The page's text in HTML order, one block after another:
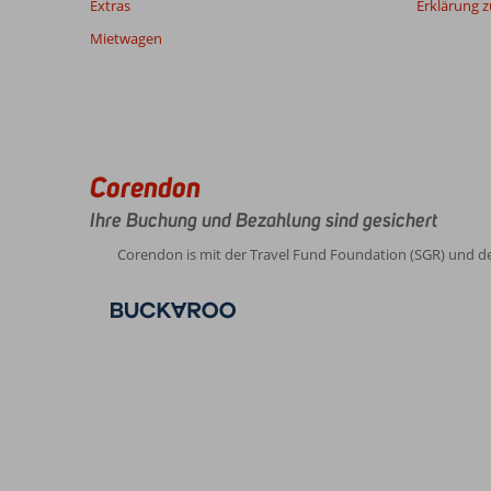
Bewertungen
Extras
Mietwagen
Erklärung
Corendon
Ihre Buchung und Bezahlung sind gesichert
Corendon is mit der Travel Fund Foundation (SGR) und